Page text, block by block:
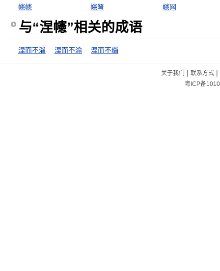
幰幰
幰弩 幰网
与“涅幰”相关的成语
涅而不淄 涅而不渝 涅而不缁
关于我们 | 联系方式|
粤ICP备